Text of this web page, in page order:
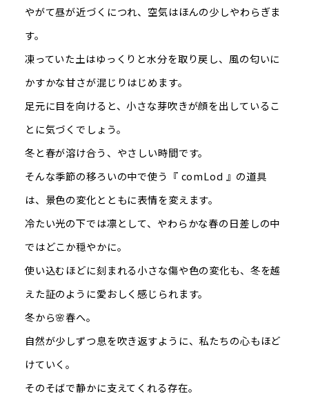
やがて昼が近づくにつれ、空気はほんの少しやわらぎま
す。
凍っていた土はゆっくりと水分を取り戻し、風の匂いに
かすかな甘さが混じりはじめます。
足元に目を向けると、小さな芽吹きが顔を出しているこ
とに気づくでしょう。
冬と春が溶け合う、やさしい時間です。
そんな季節の移ろいの中で使う『 comLod 』の道具
は、景色の変化とともに表情を変えます。
冷たい光の下では凛として、やわらかな春の日差しの中
ではどこか穏やかに。
使い込むほどに刻まれる小さな傷や色の変化も、冬を越
えた証のように愛おしく感じられます。
冬から🌸春へ。
自然が少しずつ息を吹き返すように、私たちの心もほど
けていく。
そのそばで静かに支えてくれる存在。